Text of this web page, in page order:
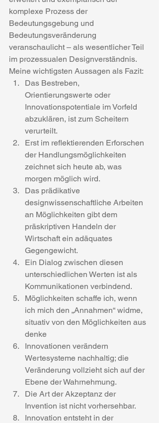
komplexe Prozess der
Bedeutungsgebung und
Bedeutungsveränderung
veranschaulicht – als wesentlicher Teil
im prozessualen Designverständnis.
Meine wichtigsten Aussagen als Fazit:
Das Bestreben,
Orientierungswerte oder
Innovationspotentiale im Vorfeld
abzuklären, ist zum Scheitern
verurteilt.
Erst im reflektierenden Erforschen
der Handlungsmöglichkeiten
zeichnet sich heute ab, was
morgen möglich wird.
Das prädikative
designwissenschaftliche Arbeiten
an Möglichkeiten gibt dem
präskriptiven Handeln der
Wirtschaft ein adäquates
Gegengewicht.
Ein Dialog zwischen diesen
unterschiedlichen Werten ist als
Kommunikationen verbindend.
Möglichkeiten schaffe ich, wenn
ich mich den „Annahmen“ widme,
situativ von den Möglichkeiten aus
denke
Innovationen verändern
Wertesysteme nachhaltig; die
Veränderung vollzieht sich auf der
Ebene der Wahrnehmung.
Die Art der Akzeptanz der
Invention ist nicht vorhersehbar.
Innovation entsteht in der